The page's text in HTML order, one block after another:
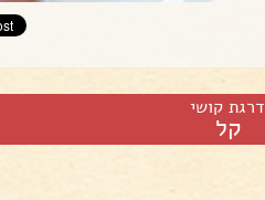
דרגת קושי
קל